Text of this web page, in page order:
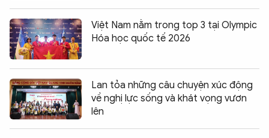
Việt Nam nằm trong top 3 tại Olympic
Hóa học quốc tế 2026
Lan tỏa những câu chuyện xúc động
về nghị lực sống và khát vọng vươn
lên